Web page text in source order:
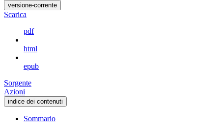
versione-corrente
Scarica
pdf
html
epub
Sorgente
Azioni
indice dei contenuti
Sommario